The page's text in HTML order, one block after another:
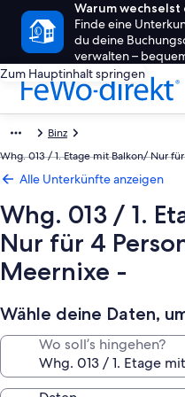
Warum
Finde eine
du deine
verwalten –
Zum Hauptinhalt springen
Binz
Whg. 013 / 1. Etage mit Balkon/ Nur
Alle Unterkünfte anzeigen
Whg. 013 / 1.
Nur für 4
Meernixe -
Wähle deine Daten,
Wo soll’s hingehen?